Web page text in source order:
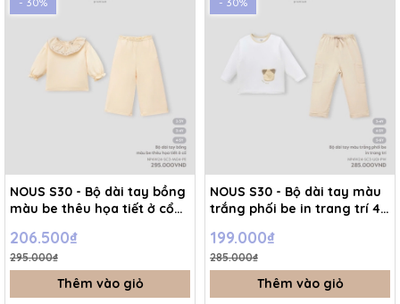
NOUS S30 - Bộ dài tay bồng
màu be thêu họa tiết ở cổ
206.500₫
295.000₫
Thêm vào giỏ
NOUS S30 - Bộ dài tay màu
trắng phối be in trang trí 4Y
199.000₫
285.000₫
Thêm vào giỏ